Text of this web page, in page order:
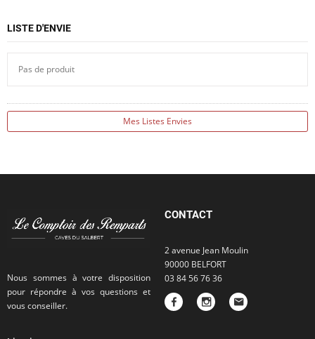
LISTE D'ENVIE
Pas de produit
Mes Listes Envies
Nous sommes à votre disposition
pour répondre à vos questions et
vous conseiller.
CONTACT
2 avenue Jean Moulin
90000 BELFORT
03 84 56 76 36